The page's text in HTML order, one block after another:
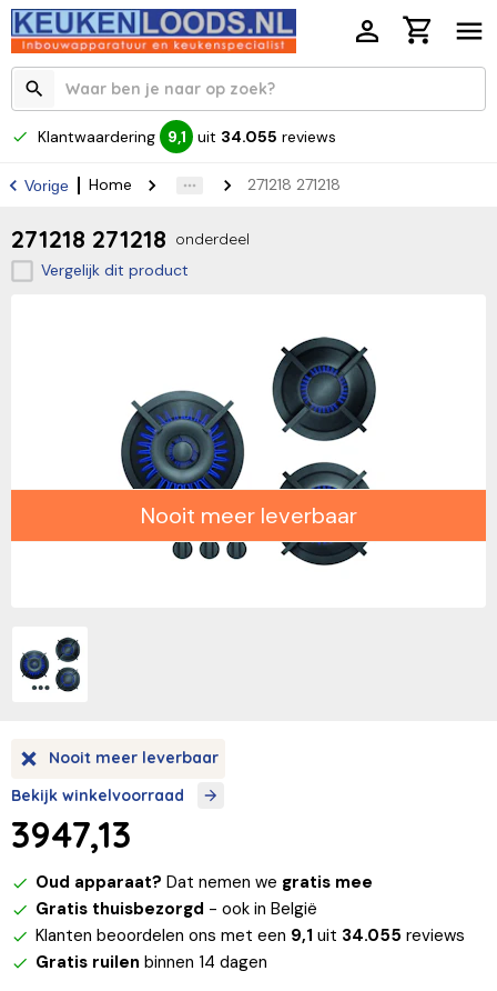
Klantwaardering 9,1 uit 34.055 reviews
Vorige Home 271218 271218
271218 271218 onderdeel
Vergelijk dit product
Nooit meer leverbaar
Nooit meer leverbaar
Bekijk winkelvoorraad
3947,13
Oud apparaat? Dat nemen we gratis mee
Gratis thuisbezorgd - ook in België
Klanten beoordelen ons met een 9,1 uit 34.055 reviews
Gratis ruilen binnen 14 dagen